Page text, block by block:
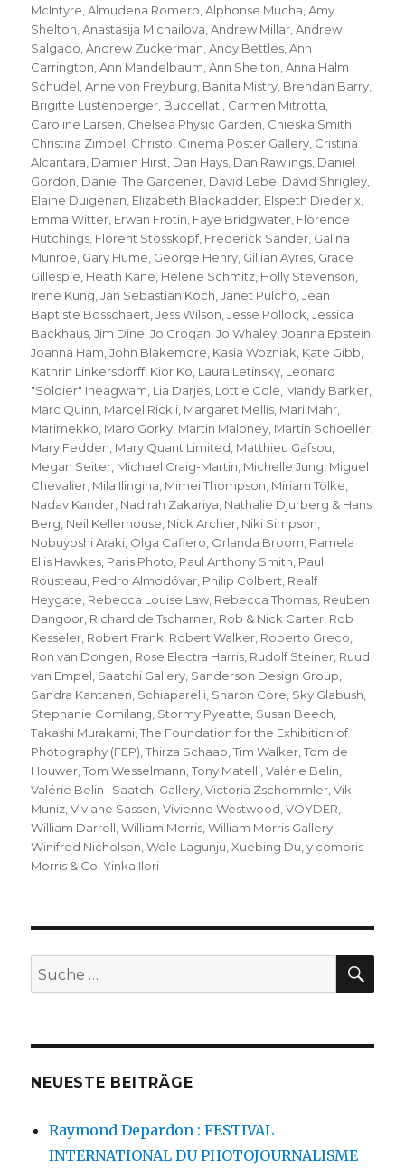
McIntyre,Almudena Romero,Alphonse Mucha,Amy
Shelton,Anastasija Michailova,Andrew Millar,Andrew
Salgado,Andrew Zuckerman,Andy Bettles,Ann
Carrington,Ann Mandelbaum,Ann Shelton,Anna Halm
Schudel,Anne von Freyburg, Banita Mistry, Brendan Barry,
Brigitte Lustenberger, Buccellati, Carmen Mitrotta,
Caroline Larsen, Chelsea Physic Garden, Chieska Smith,
Christina Zimpel, Christo, Cinema Poster Gallery, Cristina
Alcantara, Damien Hirst, Dan Hays, Dan Rawlings, Daniel
Gordon, Daniel The Gardener, David Lebe, David Shrigley,
Elaine Duigenan, Elizabeth Blackadder, Elspeth Diederix,
Emma Witter, Erwan Frotin, Faye Bridgwater, Florence
Hutchings, Florent Stosskopf, Frederick Sander, Galina
Munroe, Gary Hume, George Henry, Gillian Ayres, Grace
Gillespie, Heath Kane, Helene Schmitz, Holly Stevenson,
Irene Küng,Jan Sebastian Koch,Janet Pulcho,Jean
Baptiste Bosschaert,Jess Wilson,Jesse Pollock,Jessica
Backhaus,Jim Dine,Jo Grogan,Jo Whaley,Joanna Epstein,
Joanna Ham,John Blakemore, Kasia Wozniak, Kate Gibb,
Kathrin Linkersdorff, Kior Ko, Laura Letinsky, Leonard
"Soldier" Iheagwam, Lia Darjes, Lottie Cole, Mandy Barker,
Marc Quinn, Marcel Rickli, Margaret Mellis, Mari Mahr,
Marimekko, Maro Gorky, Martin Maloney, Martin Schoeller,
Mary Fedden, Mary Quant Limited, Matthieu Gafsou,
Megan Seiter, Michael Craig-Martin, Michelle Jung, Miguel
Chevalier, Mila Ilingina, Mimei Thompson, Miriam Tölke,
Nadav Kander, Nadirah Zakariya, Nathalie Djurberg & Hans
Berg, Neil Kellerhouse, Nick Archer, Niki Simpson,
Nobuyoshi Araki, Olga Cafiero, Orlanda Broom, Pamela
Ellis Hawkes, Paris Photo, Paul Anthony Smith, Paul
Rousteau, Pedro Almodóvar, Philip Colbert, Realf
Heygate, Rebecca Louise Law, Rebecca Thomas, Reuben
Dangoor, Richard de Tscharner, Rob & Nick Carter, Rob
Kesseler, Robert Frank, Robert Walker, Roberto Greco,
Ron van Dongen, Rose Electra Harris, Rudolf Steiner, Ruud
van Empel, Saatchi Gallery, Sanderson Design Group,
Sandra Kantanen, Schiaparelli, Sharon Core, Sky Glabush,
Stephanie Comilang, Stormy Pyeatte, Susan Beech,
Takashi Murakami,The Foundation for the Exhibition of
Photography (FEP),Thirza Schaap,Tim Walker,Tom de
Houwer,Tom Wesselmann,Tony Matelli,Valérie Belin,
Valérie Belin : Saatchi Gallery,Victoria Zschommler,Vik
Muniz,Viviane Sassen,Vivienne Westwood,VOYDER,
William Darrell,William Morris,William Morris Gallery,
Winifred Nicholson,Wole Lagunju,Xuebing Du,y compris
Morris & Co,Yinka Ilori
Suche
nach:
NEUESTE BEITRÄGE
Raymond Depardon : FESTIVAL
INTERNATIONAL DU PHOTOJOURNALISME